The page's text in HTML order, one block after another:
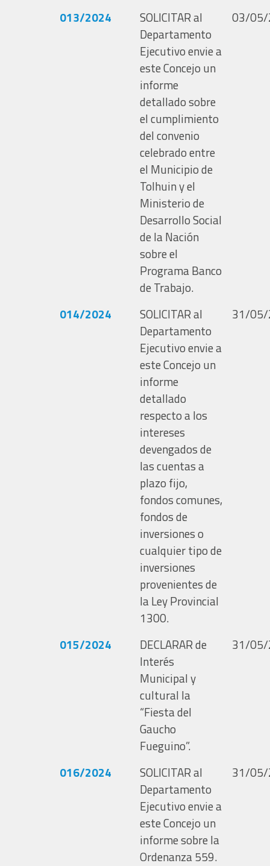
013/2024
SOLICITAR al
Departamento
Ejecutivo envie a
este Concejo un
informe
detallado sobre
el cumplimiento
del convenio
celebrado entre
el Municipio de
Tolhuin y el
Ministerio de
Desarrollo Social
de la Nación
sobre el
Programa Banco
de Trabajo.
03/
014/2024
SOLICITAR al
Departamento
Ejecutivo envie a
este Concejo un
informe
detallado
respecto a los
intereses
devengados de
las cuentas a
plazo fijo,
fondos comunes,
fondos de
inversiones o
cualquier tipo de
inversiones
provenientes de
la Ley Provincial
1300.
31/
015/2024
DECLARAR de
Interés
Municipal y
cultural la
“Fiesta del
Gaucho
Fueguino”.
31/
016/2024
SOLICITAR al
Departamento
Ejecutivo envie a
este Concejo un
informe sobre la
Ordenanza 559.
31/